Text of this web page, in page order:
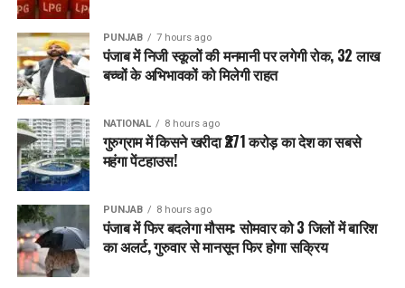
PUNJAB 7 hours ago
पंजाब में निजी स्कूलों की मनमानी पर लगेगी रोक, 32 लाख
बच्चों के अभिभावकों को मिलेगी राहत
NATIONAL 8 hours ago
गुरुग्राम में किसने खरीदा ₹271 करोड़ का देश का सबसे
महंगा पेंटहाउस!
PUNJAB 8 hours ago
पंजाब में फिर बदलेगा मौसम: सोमवार को 3 जिलों में बारिश
का अलर्ट, गुरुवार से मानसून फिर होगा सक्रिय